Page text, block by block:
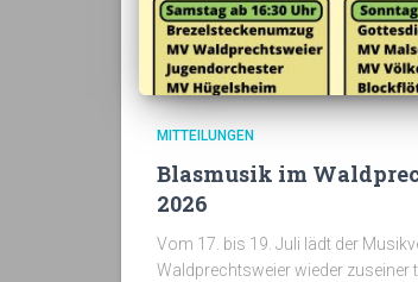
MITTEILUNGEN
Blasmusik im
2026
Vom 17. bis 19. Juli lädt der
Waldprechtsweier wieder zuseiner